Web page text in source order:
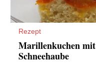
Rezept
Marillenkuchen mit
Schneehaube